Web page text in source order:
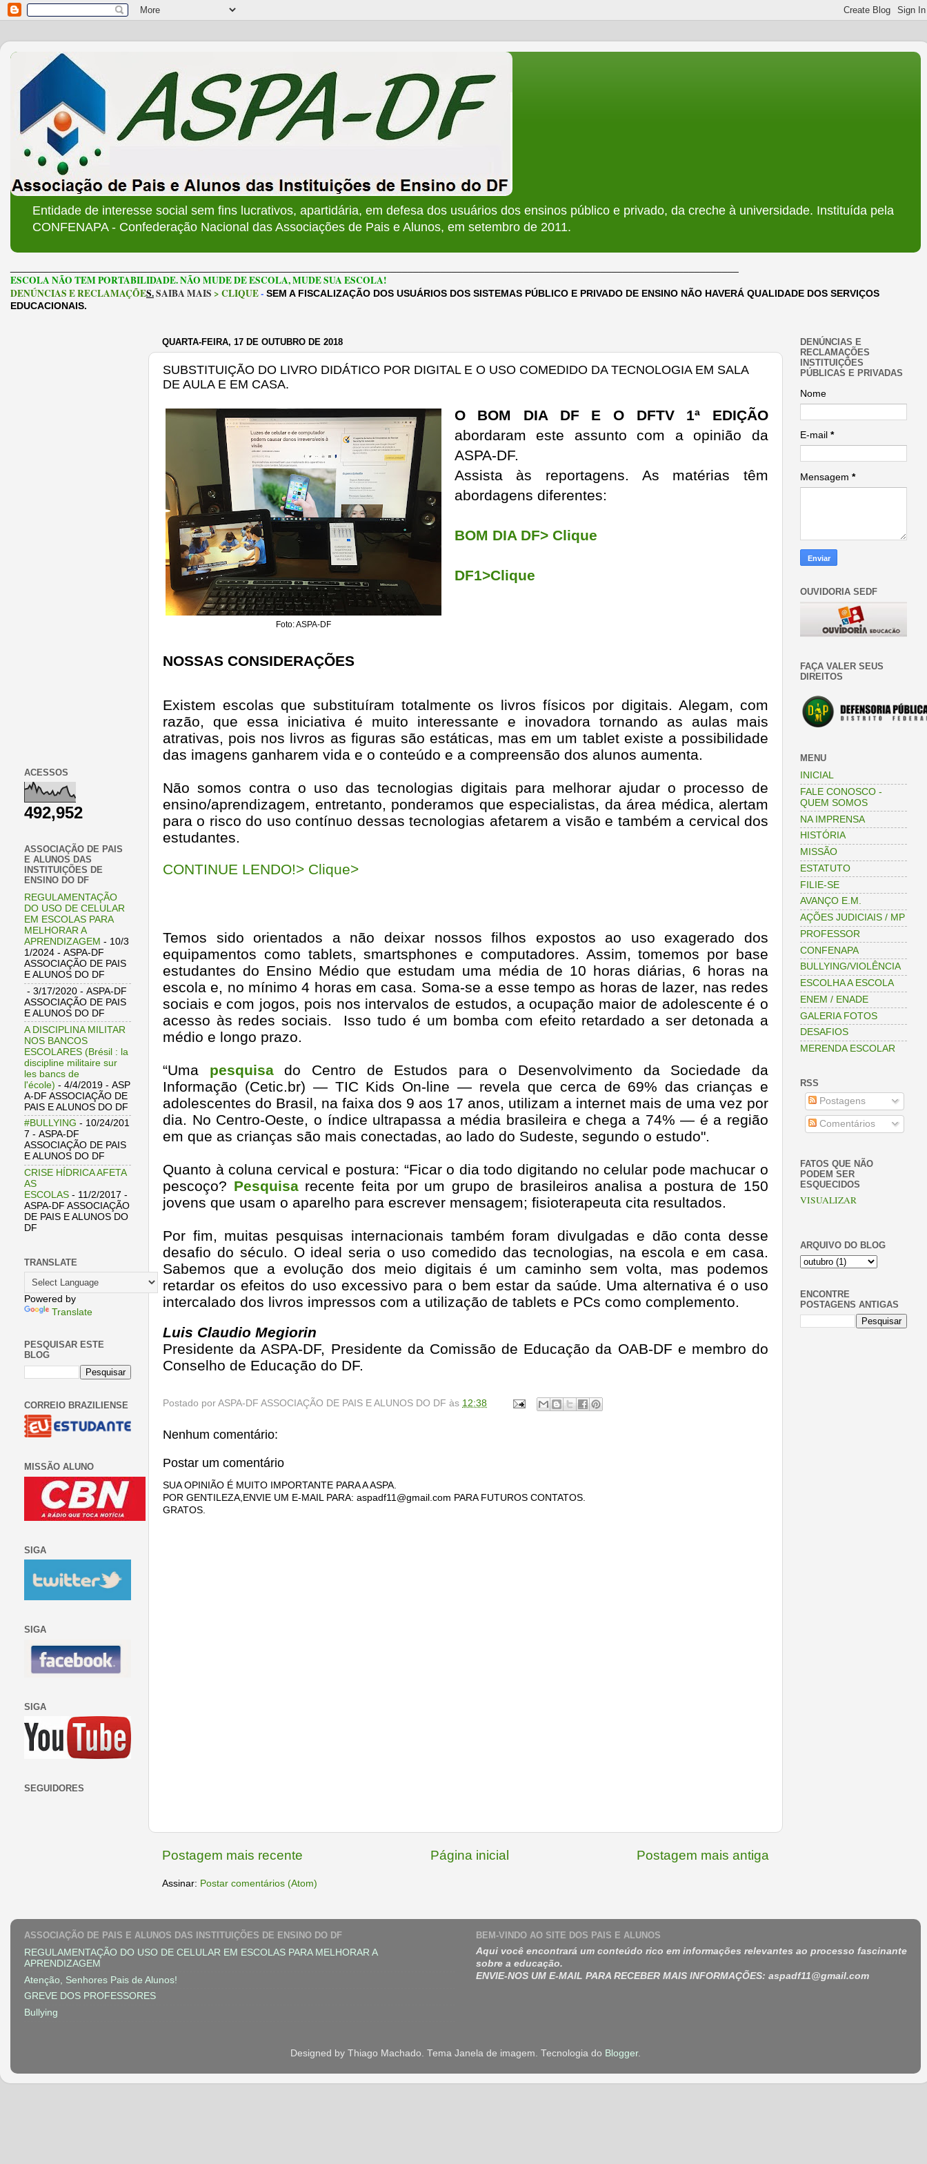
Entidade de interesse social sem fins lucrativos, apartidária, em defesa dos usuários dos ensinos público e privado, da creche à universidade. Instituída pela
CONFENAPA - Confederação Nacional das Associações de Pais e Alunos, em setembro de 2011.
ESCOLA NÃO TEM PORTABILIDADE. NÃO MUDE DE ESCOLA, MUDE SUA ESCOLA!
DENÚNCIAS E RECLAMAÇÕES.SAIBA MAIS > CLIQUE- SEM A FISCALIZAÇÃO DOS USUÁRIOS DOS SISTEMAS PÚBLICO E PRIVADO DE ENSINO NÃO HAVERÁ QUALIDADE DOS SERVIÇOS
EDUCACIONAIS.
QUARTA-FEIRA, 17 DE OUTUBRO DE 2018
SUBSTITUIÇÃO DO LIVRO DIDÁTICO POR DIGITAL E O USO COMEDIDO DA TECNOLOGIA EM SALA
DE AULA E EM CASA.
Foto: ASPA-DF
O BOM DIA DF E O DFTV 1ª EDIÇÃO
abordaram este assunto com a opinião da
ASPA-DF.
Assista às reportagens. As matérias têm
abordagens diferentes:
BOM DIA DF> Clique
DF1>Clique
NOSSAS CONSIDERAÇÕES
Existem escolas que substituíram totalmente os livros físicos por digitais. Alegam, com
razão, que essa iniciativa é muito interessante e inovadora tornando as aulas mais
atrativas, pois nos livros as figuras são estáticas, mas em um tablet existe a possibilidade
das imagens ganharem vida e o conteúdo e a compreensão dos alunos aumenta.
Não somos contra o uso das tecnologias digitais para melhorar ajudar o processo de
ensino/aprendizagem, entretanto, ponderamos que especialistas, da área médica, alertam
para o risco do uso contínuo dessas tecnologias afetarem a visão e também a cervical dos
estudantes.
CONTINUE LENDO!> Clique>
Temos sido orientados a não deixar nossos filhos expostos ao uso exagerado dos
equipamentos como tablets, smartsphones e computadores. Assim, tomemos por base
estudantes do Ensino Médio que estudam uma média de 10 horas diárias, 6 horas na
escola e, no mínimo 4 horas em casa. Soma-se a esse tempo as horas de lazer, nas redes
sociais e com jogos, pois nos intervalos de estudos, a ocupação maior de adolescente é o
acesso às redes sociais.
Isso tudo é um bomba com efeito retardado a ser detonada a
médio e longo prazo.
“Uma
pesquisado Centro de Estudos para o Desenvolvimento da Sociedade da
Informação (Cetic.br) — TIC Kids On-line — revela que cerca de 69% das crianças e
adolescentes do Brasil, na faixa dos 9 aos 17 anos, utilizam a internet mais de uma vez por
dia. No Centro-Oeste, o índice ultrapassa a média brasileira e chega a 74% — é a região
em que as crianças são mais conectadas, ao lado do Sudeste, segundo o estudo".
Quanto à coluna cervical e postura: “Ficar o dia todo digitando no celular pode machucar o
pescoço? Pesquisarecente feita por um grupo de brasileiros analisa a postura de 150
jovens que usam o aparelho para escrever mensagem; fisioterapeuta cita resultados.
Por fim, muitas pesquisas internacionais também foram divulgadas e dão conta desse
desafio do século. O ideal seria o uso comedido das tecnologias, na escola e em casa.
Sabemos que a evolução dos meio digitais é um caminho sem volta, mas podemos
retardar os efeitos do uso excessivo para o bem estar da saúde. Uma alternativa é o uso
intercalado dos livros impressos com a utilização de tablets e PCs como complemento.
Luis Claudio Megiorin
Presidente da ASPA-DF, Presidente da Comissão de Educação da OAB-DF e membro do
Conselho de Educação do DF.
Postado por ASPA-DF ASSOCIAÇÃO DE PAIS E ALUNOS DO DF às 12:38
Nenhum comentário:
Postar um comentário
SUA OPINIÃO É MUITO IMPORTANTE PARA A ASPA.
POR GENTILEZA,ENVIE UM E-MAIL PARA: aspadf11@gmail.com PARA FUTUROS CONTATOS.
GRATOS.
Postagem mais recente Postagem mais antiga
Página inicial
Assinar: Postar comentários (Atom)
ACESSOS
492,952
ASSOCIAÇÃO DE PAIS
E ALUNOS DAS
INSTITUIÇÕES DE
ENSINO DO DF
REGULAMENTAÇÃO
DO USO DE CELULAR
EM ESCOLAS PARA
MELHORAR A
APRENDIZAGEM - 10/3
1/2024 - ASPA-DF
ASSOCIAÇÃO DE PAIS
E ALUNOS DO DF
- 3/17/2020 - ASPA-DF
ASSOCIAÇÃO DE PAIS
E ALUNOS DO DF
A DISCIPLINA MILITAR
NOS BANCOS
ESCOLARES (Brésil : la
discipline militaire sur
les bancs de
l'école) - 4/4/2019 - ASP
A-DF ASSOCIAÇÃO DE
PAIS E ALUNOS DO DF
#BULLYING - 10/24/201
7 - ASPA-DF
ASSOCIAÇÃO DE PAIS
E ALUNOS DO DF
CRISE HÍDRICA AFETA
AS
ESCOLAS - 11/2/2017 -
ASPA-DF ASSOCIAÇÃO
DE PAIS E ALUNOS DO
DF
TRANSLATE
Powered by
Translate
PESQUISAR ESTE
BLOG
CORREIO BRAZILIENSE
MISSÃO ALUNO
SIGA
SIGA
SIGA
SEGUIDORES
DENÚNCIAS E
RECLAMAÇÕES
INSTITUIÇÕES
PÚBLICAS E PRIVADAS
Nome
E-mail *
Mensagem *
OUVIDORIA SEDF
FAÇA VALER SEUS
DIREITOS
MENU
INICIAL
FALE CONOSCO -
QUEM SOMOS
NA IMPRENSA
HISTÓRIA
MISSÃO
ESTATUTO
FILIE-SE
AVANÇO E.M.
AÇÕES JUDICIAIS / MP
PROFESSOR
CONFENAPA
BULLYING/VIOLÊNCIA
ESCOLHA A ESCOLA
ENEM / ENADE
GALERIA FOTOS
DESAFIOS
MERENDA ESCOLAR
RSS
Postagens
Comentários
FATOS QUE NÃO
PODEM SER
ESQUECIDOS
VISUALIZAR
ARQUIVO DO BLOG
ENCONTRE
POSTAGENS ANTIGAS
ASSOCIAÇÃO DE PAIS E ALUNOS DAS INSTITUIÇÕES DE ENSINO DO DF
REGULAMENTAÇÃO DO USO DE CELULAR EM ESCOLAS PARA MELHORAR A
APRENDIZAGEM
Atenção, Senhores Pais de Alunos!
GREVE DOS PROFESSORES
Bullying
BEM-VINDO AO SITE DOS PAIS E ALUNOS
Aqui você encontrará um conteúdo rico em informações relevantes ao processo fascinante
sobre a educação.
ENVIE-NOS UM E-MAIL PARA RECEBER MAIS INFORMAÇÕES: aspadf11@gmail.com
Designed by Thiago Machado. Tema Janela de imagem. Tecnologia do Blogger.